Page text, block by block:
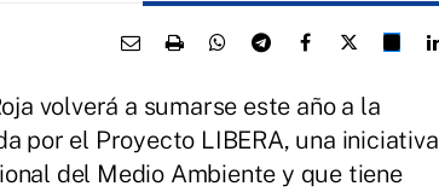
volverá a sumarse este año a la
por el Proyecto LIBERA, una iniciativa
del Medio Ambiente y que tiene